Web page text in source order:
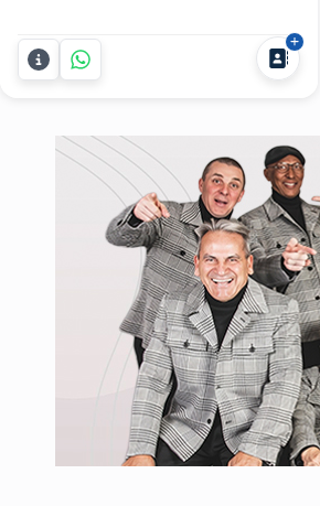
estás necesitando. En las
propuestas de cocktails y tragos
para cumpleaños de 15 sugerimos
sin alcohol), para...